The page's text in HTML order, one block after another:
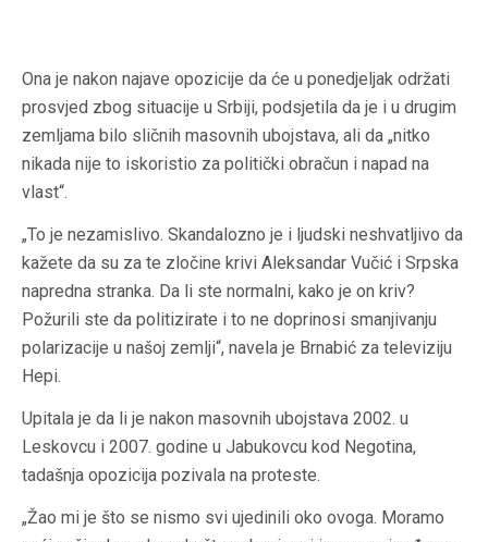
Ona je nakon najave opozicije da će u ponedjeljak održati
prosvjed zbog situacije u Srbiji, podsjetila da je i u drugim
zemljama bilo sličnih masovnih ubojstava, ali da „nitko
nikada nije to iskoristio za politički obračun i napad na
vlast“.
„To je nezamislivo. Skandalozno je i ljudski neshvatljivo da
kažete da su za te zločine krivi Aleksandar Vučić i Srpska
napredna stranka. Da li ste normalni, kako je on kriv?
Požurili ste da politizirate i to ne doprinosi smanjivanju
polarizacije u našoj zemlji“, navela je Brnabić za televiziju
Hepi.
Upitala je da li je nakon masovnih ubojstava 2002. u
Leskovcu i 2007. godine u Jabukovcu kod Negotina,
tadašnja opozicija pozivala na proteste.
„Žao mi je što se nismo svi ujedinili oko ovoga. Moramo